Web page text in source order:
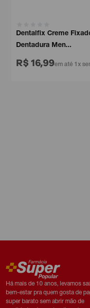
Dentalfix Creme Fixador
Dentadura Men...
R$ 16,99em até 1x sem
Há mais de 10 anos, levamos
bem-estar pra quem gosta de
super barato sem abrir mão de